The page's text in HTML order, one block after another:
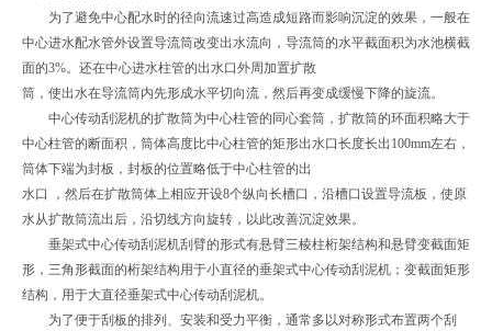
为了避免中心配水时的径向流速过高造成短路而影响沉淀的效果，一般在
中心进水配水管外设置导流筒改变出水流向，导流筒的水平截面积为水池横截
面的3%。还在中心进水柱管的出水口外周加置扩散
筒，使出水在导流筒内先形成水平切向流，然后再变成缓慢下降的旋流。
中心传动刮泥机的扩散筒为中心柱管的同心套筒，扩散筒的环面积略大于
中心柱管的断面积，筒体高度比中心柱管的矩形出水口长度长出100mm左右，
筒体下端为封板，封板的位置略低于中心柱管的出
水口 ，然后在扩散筒体上相应开设8个纵向长槽口，沿槽口设置导流板，使原
水从扩散筒流出后，沿切线方向旋转，以此改善沉淀效果。
垂架式中心传动刮泥机刮臂的形式有悬臂三棱柱桁架结构和悬臂变截面矩
形，三角形截面的桁架结构用于小直径的垂架式中心传动刮泥机；变截面矩形
结构，用于大直径垂架式中心传动刮泥机。
为了便于刮板的排列、安装和受力平衡，通常多以对称形式布置两个刮